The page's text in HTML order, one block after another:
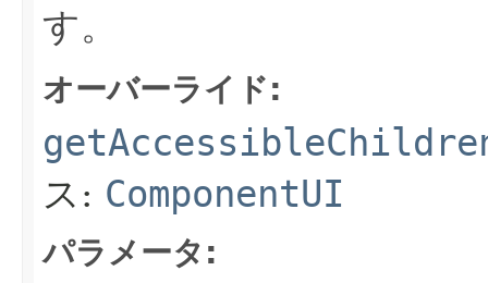
す。
オーバーライド:
ス: ComponentUI
パラメータ: